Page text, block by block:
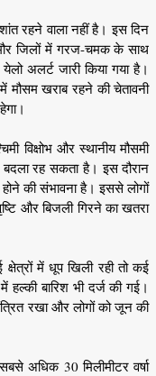
रहने वाला नहीं है। इस दिन
जिलों में गरज-चमक के साथ
अलर्ट जारी किया गया है।
खराब रहने की चेतावनी
विक्षोभ और स्थानीय मौसमी
रह सकता है। इस दौरान
की संभावना है। इससे लोगों
और बिजली गिरने का खतरा
में धूप खिली रही तो कई
बारिश भी दर्ज की गई।
रखा और लोगों को जून की
अधिक 30 मिलीमीटर वर्षा